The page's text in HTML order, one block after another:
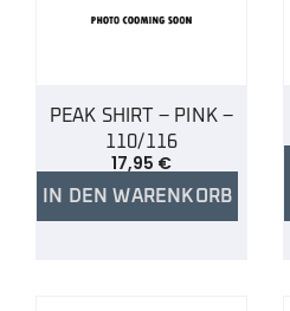
PEAK SHIRT – PINK –
110/116
17,95 €
IN DEN WARENKORB